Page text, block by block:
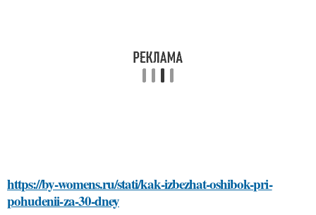
https://by-womens.ru/stati/kak-izbezhat-oshibok-pri-
pohudenii-za-30-dney